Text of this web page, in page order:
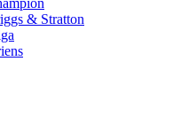
& Stratton